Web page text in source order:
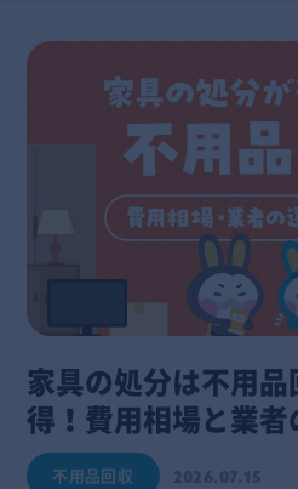
家具の処分は不用
得！費用相場と業
不用品回収